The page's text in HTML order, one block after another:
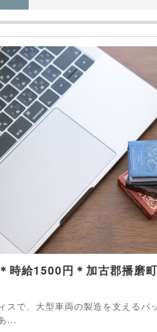
時給1500円＊加古郡播磨
スで、大型車両の製造を支えるバ
...